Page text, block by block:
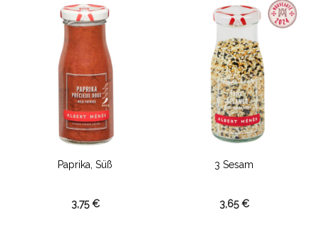
Paprika, Süß
3,75 €
3 Sesam
3,65 €